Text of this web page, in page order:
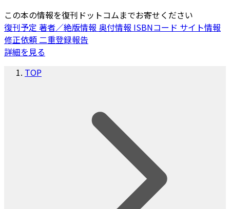
この本の情報を復刊ドットコムまでお寄せください
復刊予定 著者／絶版情報 奥付情報 ISBNコード サイト情報
修正依頼二重登録報告
詳細を見る
TOP